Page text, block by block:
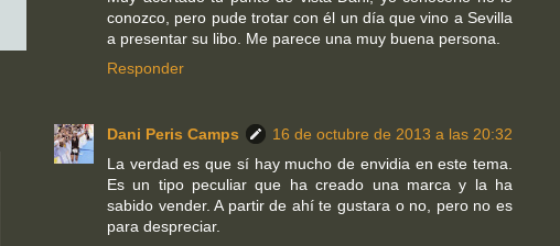
conozco, pero pude trotar con él un día que vino a Sevilla
a presentar su libo. Me parece una muy buena persona.
Responder
Dani Peris Camps
16 de octubre de 2013 a las 20:32
La verdad es que sí hay mucho de envidia en este tema.
Es un tipo peculiar que ha creado una marca y la ha
sabido vender. A partir de ahí te gustara o no, pero no es
para despreciar.